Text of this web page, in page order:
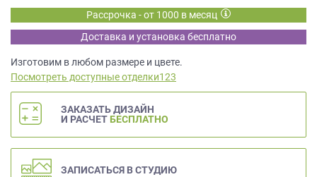
Рассрочка - от 1000 в месяц
Доставка и установка бесплатно
Изготовим в любом размере и цвете.
Посмотреть доступные отделки123
ЗАКАЗАТЬ ДИЗАЙН
И РАСЧЕТ БЕСПЛАТНО
ЗАПИСАТЬСЯ В СТУДИЮ